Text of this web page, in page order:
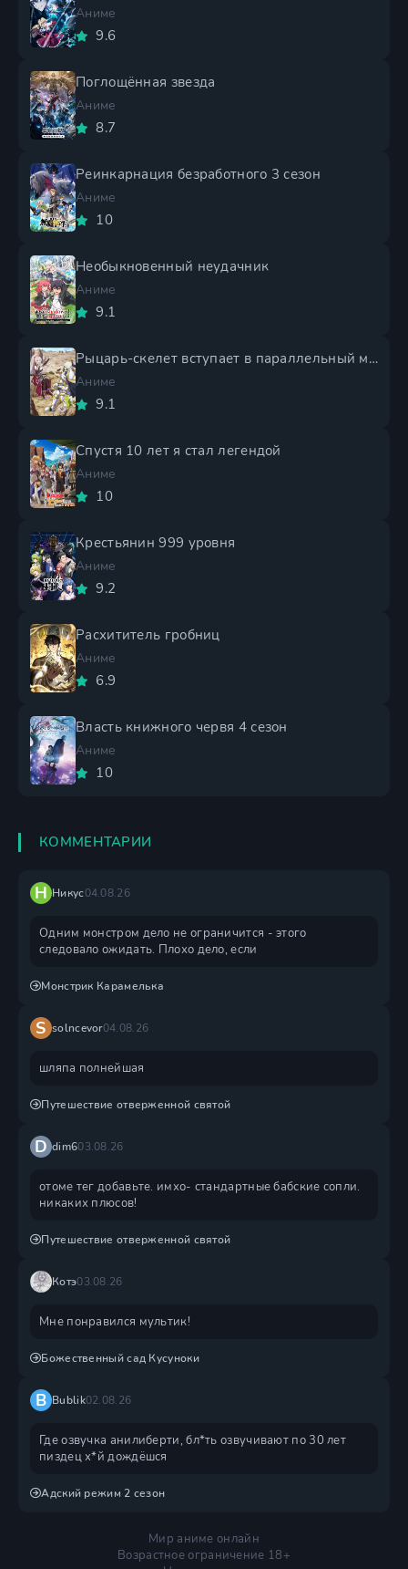
Аниме
9.6
Поглощённая звезда
Аниме
8.7
Реинкарнация безработного 3 сезон
Аниме
10
Необыкновенный неудачник
Аниме
9.1
Рыцарь-скелет вступает в параллельный мир 2 сезон
Аниме
9.1
Спустя 10 лет я стал легендой
Аниме
10
Крестьянин 999 уровня
Аниме
9.2
Расхититель гробниц
Аниме
6.9
Власть книжного червя 4 сезон
Аниме
10
КОММЕНТАРИИ
Н Никус04.08.26
Одним монстром дело не ограничится - этого
следовало ожидать. Плохо дело, если
Монстрик Карамелька
S solncevor04.08.26
шляпа полнейшая
Путешествие отверженной святой
D dim603.08.26
отоме тег добавьте. имхо- стандартные бабские сопли.
никаких плюсов!
Путешествие отверженной святой
Котэ03.08.26
Мне понравился мультик!
Божественный сад Кусуноки
B Bublik02.08.26
Где озвучка анилиберти, бл*ть озвучивают по 30 лет
пиздец х*й дождëшся
Адский режим 2 сезон
Мир аниме онлайн
Возрастное ограничение 18+